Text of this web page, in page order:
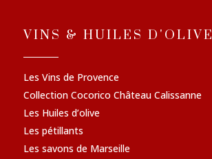
VINS & HUILES D'OLIVE
Les Vins de Provence
Collection Cocorico Château Calissanne
Les Huiles d’olive
Les pétillants
Les savons de Marseille